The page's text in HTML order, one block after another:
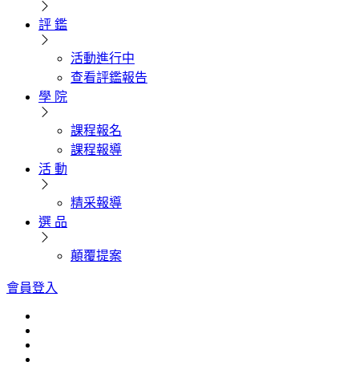
評 鑑
活動進行中
查看評鑑報告
學 院
課程報名
課程報導
活 動
精采報導
選 品
顛覆提案
會員登入